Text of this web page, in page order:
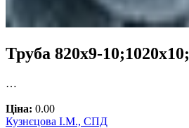
Труба 820х9-
…
Ціна: 0.00
Кузнєцова І.М., СПД